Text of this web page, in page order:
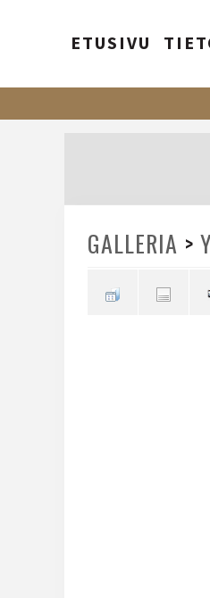
ETUSIVU
GALLERIA >